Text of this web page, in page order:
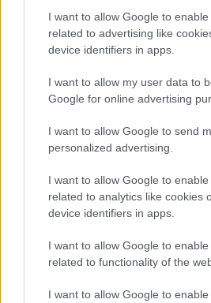
I want to allow Google to
related to advertising like
device identifiers in apps.
I want to allow my user data to
Google for online advertising
I want to allow Google to send
personalized advertising.
I want to allow Google to
related to analytics like cookies
device identifiers in apps.
I want to allow Google to
related to functionality of the
I want to allow Google to
Werbung: